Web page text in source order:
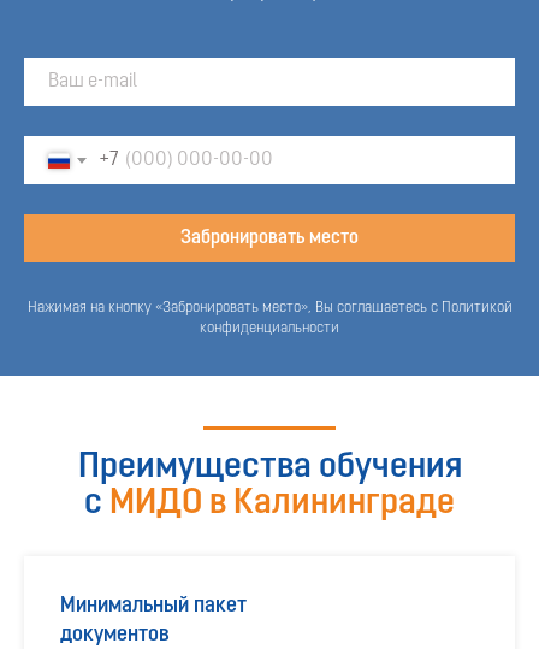
+7
Забронировать место
Нажимая на кнопку «Забронировать место», Вы соглашаетесь с Политикой
конфиденциальности
Преимущества обучения
с МИДО в Калининграде
Минимальный пакет
документов